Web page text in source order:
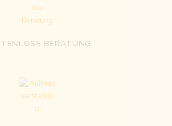
BERATUNG